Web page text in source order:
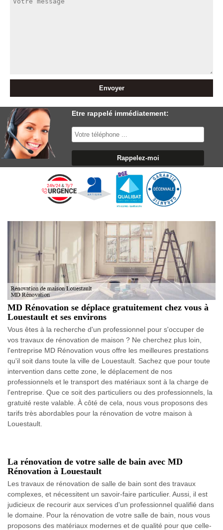
Etre rappelé immédiatement:
MD Rénovation se déplace gratuitement chez vous à
Louestault et ses environs
Vous êtes à la recherche d'un professionnel pour s'occuper de
vos travaux de rénovation de maison ? Ne cherchez plus loin,
l'entreprise MD Rénovation vous offre les meilleures prestations
qu'il soit dans toute la ville de Louestault. Sachez que pour toute
intervention dans cette zone, le déplacement de nos
professionnels et le transport des matériaux sont à la charge de
l'entreprise. Que ce soit des particuliers ou des professionnels, la
gratuité reste valable. À côté de cela, nous vous proposons des
tarifs très abordables pour la rénovation de votre maison à
Louestault.
La rénovation de votre salle de bain avec MD
Rénovation à Louestault
Les travaux de rénovation de salle de bain sont des travaux
complexes, et nécessitent un savoir-faire particulier. Aussi, il est
judicieux de recourir aux services d'un professionnel qualifié dans
le domaine. Pour la rénovation de votre salle de bain, nous vous
proposons des matériaux modernes et de qualité pour que celle-